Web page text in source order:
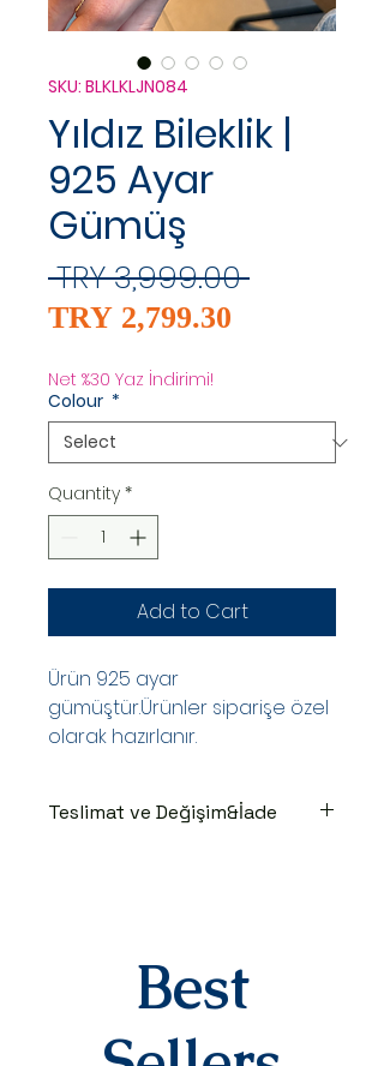
SKU: BLKLKLJN084
Yıldız Bileklik |
925 Ayar
Gümüş
TRY 3,999.00 Regular
TRY 2,799.30
Net %30 Yaz İndirimi!
Colour *
Quantity *
Add to Cart
Ürün 925 ayar
gümüştür.Ürünler siparişe özel
olarak hazırlanır.
Teslimat ve Değişim&İade
takip numaranız,anlaşmalı kargo
firmamız olan Yurtiçi Kargo
tarafından size sms olarak iletilir.
DEĞİŞİM&İADE
Best